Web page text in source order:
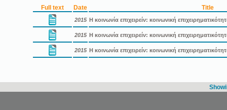
Full text Date Title
2015 Η κοινωνία επιχειρείν: κοινωνική
2015 Η κοινωνία επιχειρείν: κοινωνική
2015 Η κοινωνία επιχειρείν: κοινωνική